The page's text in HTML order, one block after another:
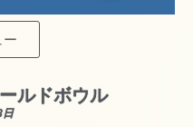
ー
ルドボウル
日